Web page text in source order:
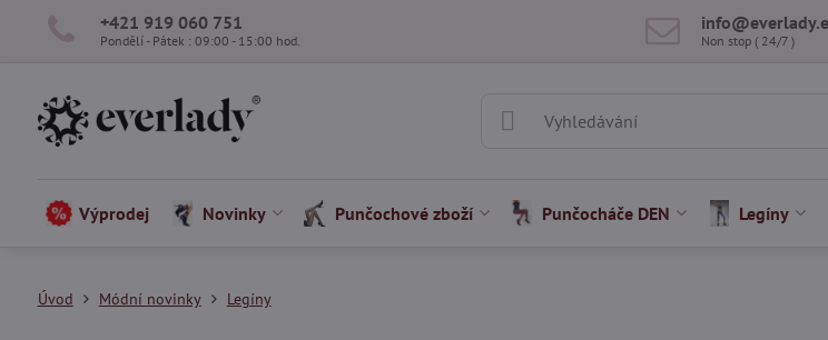
+421 919 060 751
Pondělí - Pátek : 09:00 - 15:00 hod. Non stop ( 24/7 )
Výprodej Novinky Punčochové zboží Punčocháče DEN Legíny
Úvod Módní novinky Legíny